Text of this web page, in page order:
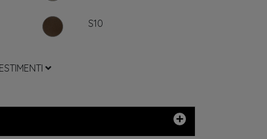
S10